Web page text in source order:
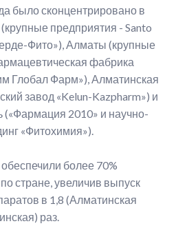
было сконцентрировано в
предприятия - Santo
Фито»), Алматы (крупные
фабрика
Глобал Фарм»), Алматинская
завод «Kelun-Kazpharm») и
(«Фармация 2010» и научно-
«Фитохимия»).
более 70%
стране, увеличив выпуск
в 1,8 (Алматинская
раз.